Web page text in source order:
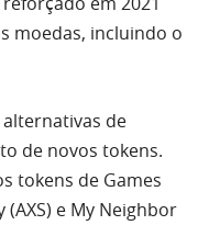
moedas, incluindo o
de
de novos tokens.
tokens de Games
e My Neighbor